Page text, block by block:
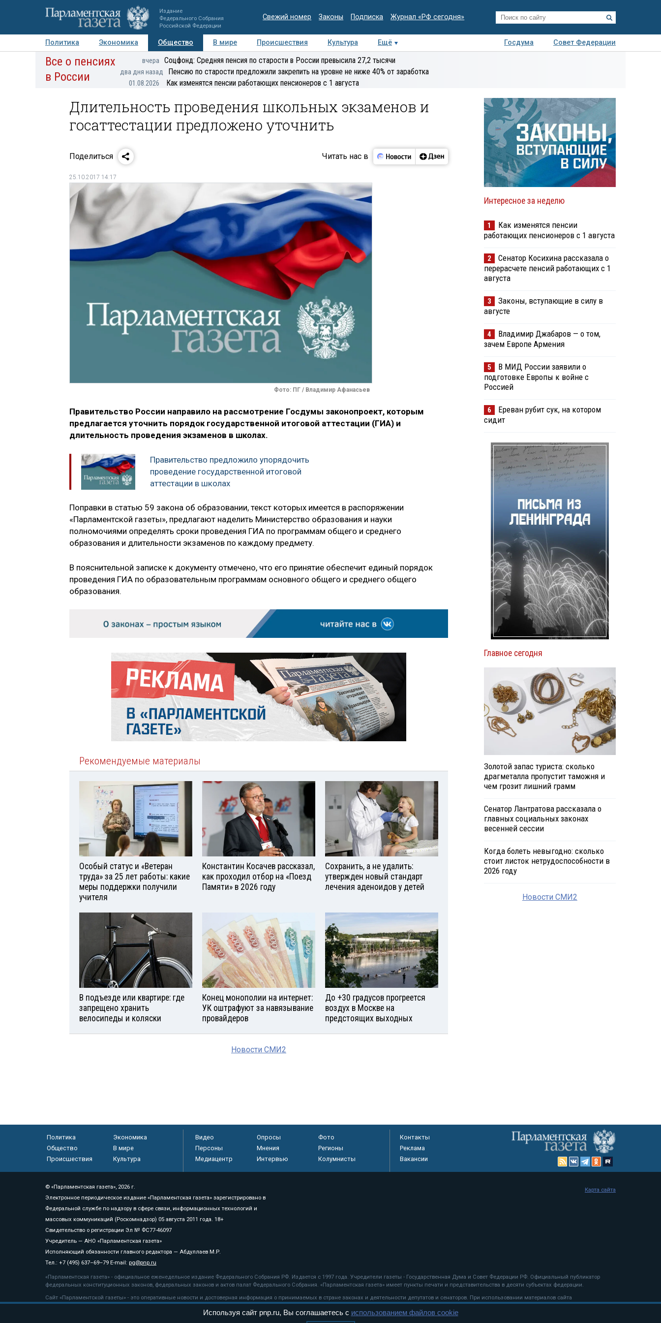
Издание
Федерального Собрания
Российской Федерации
Свежий номер Законы Подписка Журнал «РФ сегодня»
Политика Экономика Общество В мире Происшествия Культура Ещё Госдума
Совет Федерации
Авторы Персоны Мнения Регионы Медиацентр Интервью Колумнисты
экспертиза
Все о пенсиях
в России
вчера Соцфонд: Средняя пенсия по старости в России превысила 27,2 тысячи
два дня назад Пенсию по старости предложили закрепить на уровне не ниже 40% от заработка
01.08.2026 Как изменятся пенсии работающих пенсионеров с 1 августа
Длительность проведения школьных экзаменов и
госаттестации предложено уточнить
Поделиться Читать нас в
25.10.2017 14:17
Фото: ПГ / Владимир Афанасьев
Правительство России направило на рассмотрение Госдумы законопроект, которым
предлагается уточнить порядок государственной итоговой аттестации (ГИА) и
длительность проведения экзаменов в школах.
Правительство предложило упорядочить
проведение государственной итоговой
аттестации в школах
Поправки в статью 59 закона об образовании, текст которых имеется в распоряжении
«Парламентской газеты», предлагают наделить Министерство образования и науки
полномочиями определять сроки проведения ГИА по программам общего и среднего
образования и длительности экзаменов по каждому предмету.
В пояснительной записке к документу отмечено, что его принятие обеспечит единый порядок
проведения ГИА по образовательным программам основного общего и среднего общего
образования.
Рекомендуемые материалы
Особый статус и «Ветеран
труда» за 25 лет работы: какие
меры поддержки получили
учителя
Константин Косачев рассказал,
как проходил отбор на «Поезд
Памяти» в 2026 году
Сохранить, а не удалить:
утвержден новый стандарт
лечения аденоидов у детей
В подъезде или квартире: где
запрещено хранить
велосипеды и коляски
Конец монополии на интернет:
УК оштрафуют за навязывание
провайдеров
До +30 градусов прогреется
воздух в Москве на
предстоящих выходных
Новости СМИ2
Интересное за неделю
1
Как изменятся пенсии
работающих пенсионеров с 1 августа
2
Сенатор Косихина рассказала о
перерасчете пенсий работающих с 1
августа
3
Законы, вступающие в силу в
августе
4
Владимир Джабаров — о том,
зачем Европе Армения
5
В МИД России заявили о
подготовке Европы к войне с
Россией
6
Ереван рубит сук, на котором
сидит
Главное сегодня
Золотой запас туриста: сколько
драгметалла пропустит таможня и
чем грозит лишний грамм
Сенатор Лантратова рассказала о
главных социальных законах
весенней сессии
Когда болеть невыгодно: сколько
стоит листок нетрудоспособности в
2026 году
Новости СМИ2
Политика
Экономика
Общество
В мире
Происшествия
Культура
Видео Опросы
Фото
Персоны
Мнения
Регионы
Медиацентр
Интервью Колумнисты
Контакты
Реклама
Вакансии
© «Парламентская газета», 2026 г.
Электронное периодическое издание «Парламентская газета» зарегистрировано в
Федеральной службе по надзору в сфере связи, информационных технологий и
массовых коммуникаций (Роскомнадзор) 05 августа 2011 года. 18+
Свидетельство о регистрации Эл № ФС77-46097
Учредитель — АНО «Парламентская газета»
Исполняющий обязанности главного редактора — Абдуллаев М.Р.
Тел.: +7 (495) 637–69–79 E-mail: pg@pnp.ru
«Парламентская газета» - официальное еженедельное издание Федерального Собрания РФ. Издается с 1997 года. Учредители газеты - Государственная Дума и Совет Федерации РФ. Официальный публикатор
федеральных конституционных законов, федеральных законов и актов палат Федерального Собрания. «Парламентская газета» имеет пункты печати и представительства в десяти субъектах федерации.
Сайт «Парламентской газеты» - это оперативные новости и достоверная информация о принимаемых в стране законах и деятельности депутатов и сенаторов. При использовании материалов сайта
«Парламентской газеты» активная ссылка на pnp.ru обязательна.
рекомендательные технологии
Карта сайта
Используя сайт pnp.ru, Вы соглашаетесь с использованием файлов cookie